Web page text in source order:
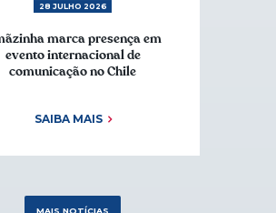
28 JULHO 2026
marca presença em
evento internacional de
comunicação no Chile
SAIBA MAIS
MAIS NOTÍCIAS